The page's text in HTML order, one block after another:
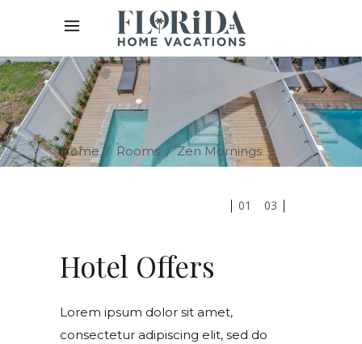
Home/ Rooms /Zen Mornings
01 03
Hotel Offers
Lorem ipsum dolor sit amet,
consectetur adipiscing elit, sed do